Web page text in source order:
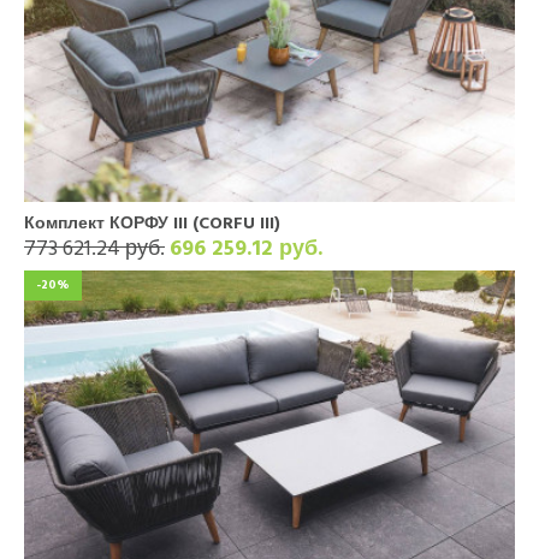
Комплект КОРФУ III (CORFU III)
773 621.24 руб.696 259.12 руб.
-20%